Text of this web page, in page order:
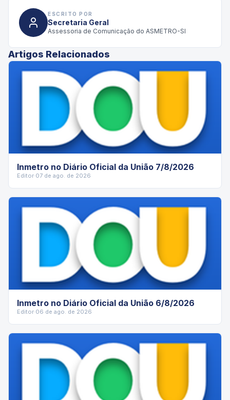
ESCRITO POR
Secretaria Geral
Assessoria de Comunicação do ASMETRO-SI
Artigos Relacionados
Inmetro no Diário Oficial da União 7/8/2026
Editor·07 de ago. de 2026
Inmetro no Diário Oficial da União 6/8/2026
Editor·06 de ago. de 2026